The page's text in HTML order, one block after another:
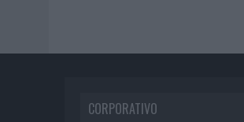
CORPORATIVO